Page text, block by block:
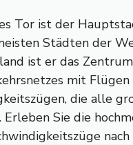
Tor ist der
Städten der
ist er das
mit
die alle
Sie die
nach